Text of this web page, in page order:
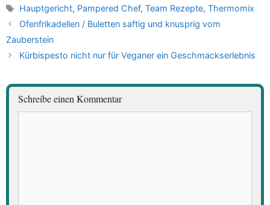
Schlagwörter
Hauptgericht, Pampered Chef, Team Rezepte, Thermomix
Ofenfrikadellen / Buletten saftig und knusprig vom
Zauberstein
Kürbispesto nicht nur für Veganer ein Geschmackserlebnis
Schreibe einen Kommentar